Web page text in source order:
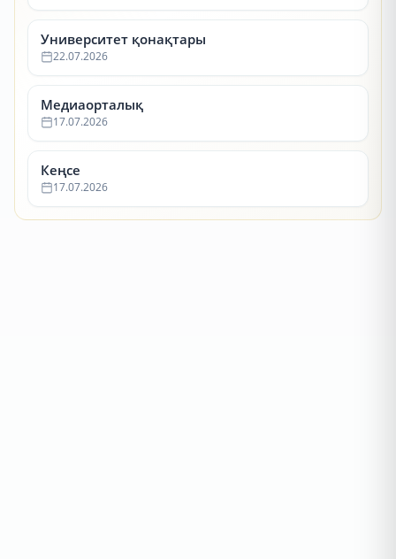
Университет қонақтары
22.07.2026
Медиаорталық
17.07.2026
Кеңсе
17.07.2026